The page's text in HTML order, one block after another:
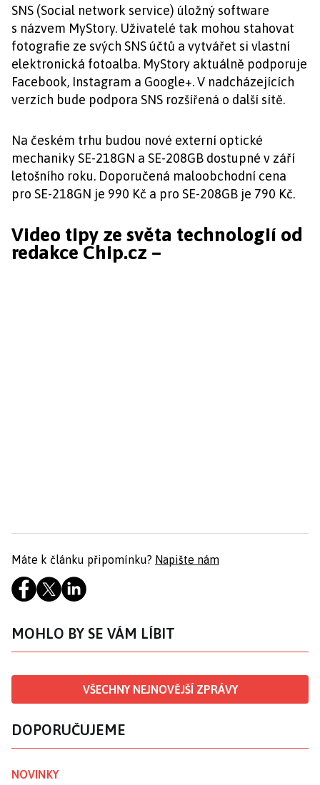
SNS (Social network service) úložný software
s názvem MyStory. Uživatelé tak mohou stahovat
fotografie ze svých SNS účtů a vytvářet si vlastní
elektronická fotoalba. MyStory aktuálně podporuje
Facebook, Instagram a Google+. V nadcházejících
verzích bude podpora SNS rozšířená o další sítě.
Na českém trhu budou nové externí optické
mechaniky SE-218GN a SE-208GB dostupné v září
letošního roku. Doporučená maloobchodní cena
pro SE-218GN je 990 Kč a pro SE-208GB je 790 Kč.
Video tipy ze světa technologií od
redakce Chip.cz –
Máte k článku připomínku? Napište nám
MOHLO BY SE VÁM LÍBIT
VŠECHNY NEJNOVĚJŠÍ ZPRÁVY
DOPORUČUJEME
NOVINKY